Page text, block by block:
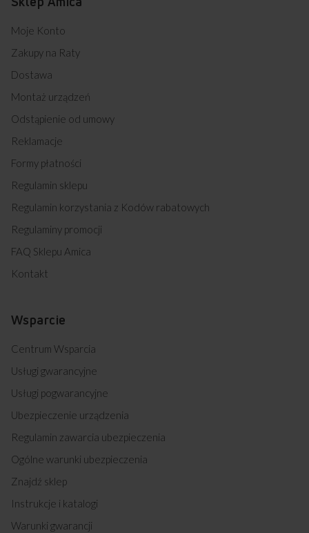
Moje Konto
Zakupy na Raty
Dostawa
Montaż urządzeń
Odstąpienie od umowy
Reklamacje
Formy płatności
Regulamin sklepu
Regulamin korzystania z Kodów rabatowych
Regulaminy promocji
FAQ Sklepu Amica
Kontakt
Wsparcie
Centrum Wsparcia
Usługi gwarancyjne
Usługi pogwarancyjne
Ubezpieczenie urządzenia
Regulamin zawarcia ubezpieczenia
Ogólne warunki ubezpieczenia
Znajdź sklep
Instrukcje i katalogi
Warunki gwarancji